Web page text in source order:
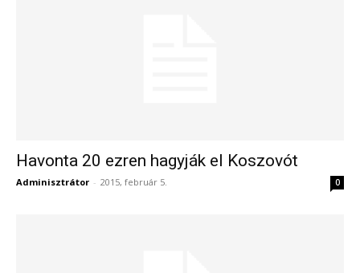
Havonta 20 ezren hagyják el Koszovót
Adminisztrátor - 2015, február 5. 0